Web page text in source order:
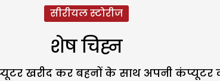
सीरीयल स्टोरीज
शेष चिह्न
खरीद कर बहनों के साथ अपनी